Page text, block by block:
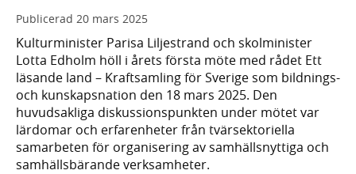
Publicerad 20 mars 2025
Kulturminister Parisa Liljestrand och skolminister
Lotta Edholm höll i årets första möte med rådet Ett
läsande land – Kraftsamling för Sverige som bildnings-
och kunskapsnation den 18 mars 2025. Den
huvudsakliga diskussionspunkten under mötet var
lärdomar och erfarenheter från tvärsektoriella
samarbeten för organisering av samhällsnyttiga och
samhällsbärande verksamheter.